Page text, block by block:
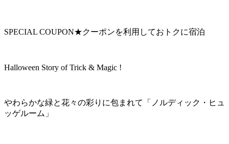
SPECIAL COUPON★クーポンを利用しておトクに宿泊
Halloween Story of Trick & Magic !
やわらかな緑と花々の彩りに包まれて「ノルディック・ヒュ
ッゲルーム」